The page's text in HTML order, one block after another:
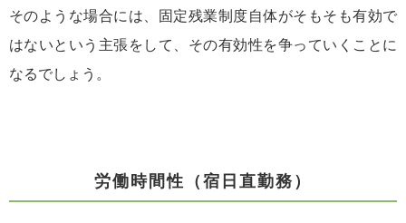
そのような場合には、固定残業制度自体がそもそも有効で
はないという主張をして、その有効性を争っていくことに
なるでしょう。
労働時間性（宿日直勤務）